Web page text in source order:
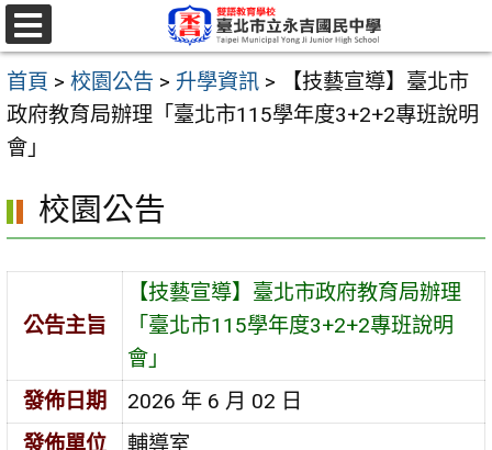
跳
至
主
要
內
選
單
首頁 > 校園公告 > 升學資訊 >
【技藝宣導】臺北市
政府教育局辦理「臺北市115學年度3+2+2專班說明
會」
校園公告
公告主旨
【技藝宣導】臺北市政府教育局辦理
「臺北市115學年度3+2+2專班說明
會」
發佈日期
2026 年 6 月 02 日
發佈單位
輔導室